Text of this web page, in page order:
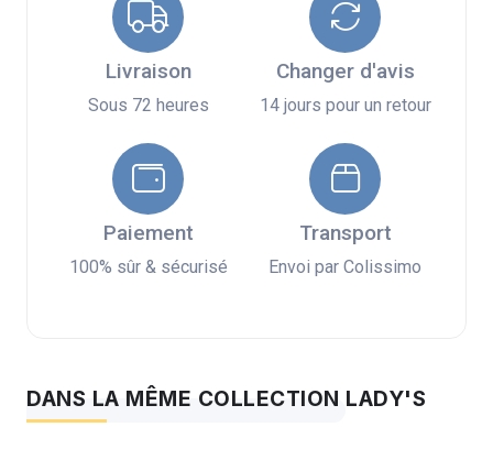
Livraison
Sous 72 heures
Changer d'avis
14 jours pour un retour
Paiement
100% sûr & sécurisé
Transport
Envoi par Colissimo
DANS LA MÊME COLLECTION LADY'S